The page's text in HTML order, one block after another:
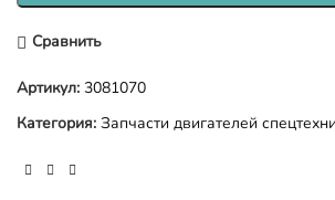
Сравнить
Артикул: 3081070
Категория: Запчасти двигателей